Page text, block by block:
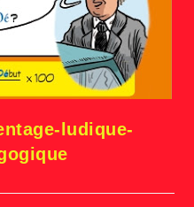
ludique-